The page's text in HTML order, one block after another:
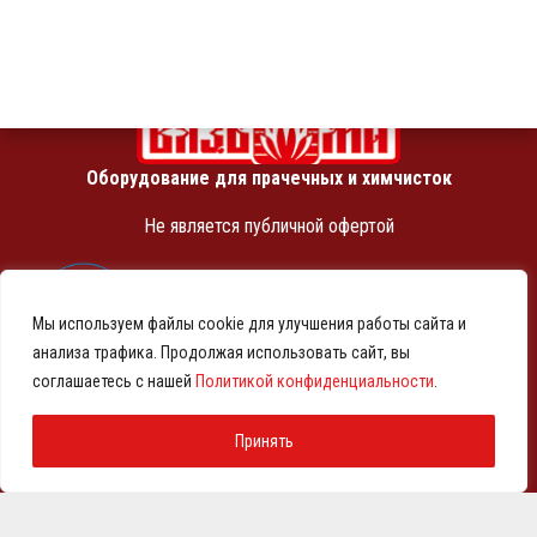
Мы используем файлы cookie для улучшения работы сайта и
анализа трафика. Продолжая использовать сайт, вы
соглашаетесь с нашей Политикой конфиденциальности
Принять
Оборудование для прачечных и химчисток
Не является публичной офертой
КПП 781001001
ОГРН 1257800001458
© 2021-2026 Представительство АО «ВМЗ» в Санкт-
Политика конфиденциальности